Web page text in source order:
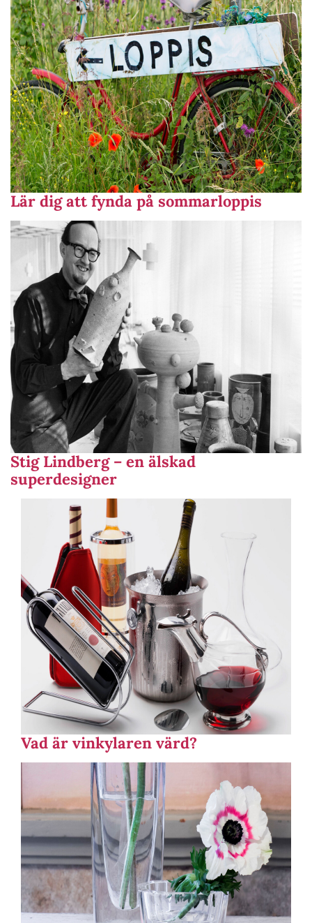
Lär dig att fynda på sommarloppis
Stig Lindberg – en älskad
superdesigner
Vad är vinkylaren värd?